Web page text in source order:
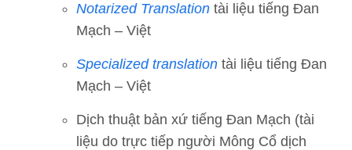
Notarized Translation tài liệu tiếng Đan
Mạch – Việt
Specialized translation tài liệu tiếng Đan
Mạch – Việt
Dịch thuật bản xứ tiếng Đan Mạch (tài
liệu do trực tiếp người Mông Cổ dịch